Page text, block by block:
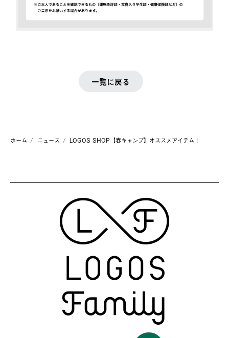
一覧に戻る
ホーム ニュース LOGOS SHOP【春キャンプ】オススメアイテム！